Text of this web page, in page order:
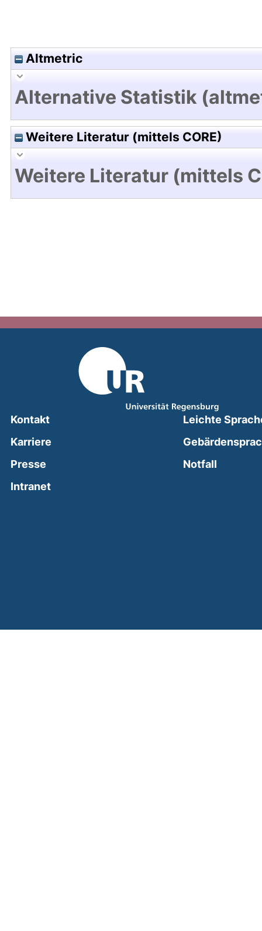
Altmetric
Alternative Statistik
Weitere Literatur (mittels CORE)
Weitere Literatur (mittels
Kontakt
Karriere
Presse
Intranet(external link, opens in a new window)
Leichte
Notfall